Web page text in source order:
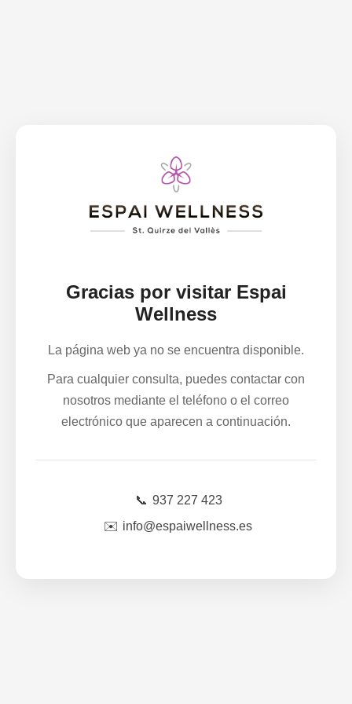
Gracias por visitar Espai
Wellness
La página web ya no se encuentra disponible.
Para cualquier consulta, puedes contactar con
nosotros mediante el teléfono o el correo
electrónico que aparecen a continuación.
📞 937 227 423
✉️ info@espaiwellness.es